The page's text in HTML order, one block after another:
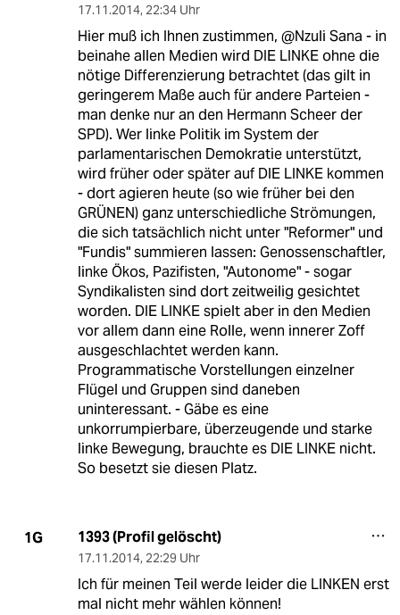
17.11.2014, 22:34 Uhr
Hier muß ich Ihnen zustimmen, @Nzuli Sana - in
beinahe allen Medien wird DIE LINKE ohne die
nötige Differenzierung betrachtet (das gilt in
geringerem Maße auch für andere Parteien -
man denke nur an den Hermann Scheer der
SPD). Wer linke Politik im System der
parlamentarischen Demokratie unterstützt,
wird früher oder später auf DIE LINKE kommen
- dort agieren heute (so wie früher bei den
GRÜNEN) ganz unterschiedliche Strömungen,
die sich tatsächlich nicht unter "Reformer" und
"Fundis" summieren lassen: Genossenschaftler,
linke Ökos, Pazifisten, "Autonome" - sogar
Syndikalisten sind dort zeitweilig gesichtet
worden. DIE LINKE spielt aber in den Medien
vor allem dann eine Rolle, wenn innerer Zoff
ausgeschlachtet werden kann.
Programmatische Vorstellungen einzelner
Flügel und Gruppen sind daneben
uninteressant. - Gäbe es eine
unkorrumpierbare, überzeugende und starke
linke Bewegung, brauchte es DIE LINKE nicht.
So besetzt sie diesen Platz.
1G 1393 (Profil gelöscht)
17.11.2014, 22:29 Uhr
Ich für meinen Teil werde leider die LINKEN erst
mal nicht mehr wählen können!